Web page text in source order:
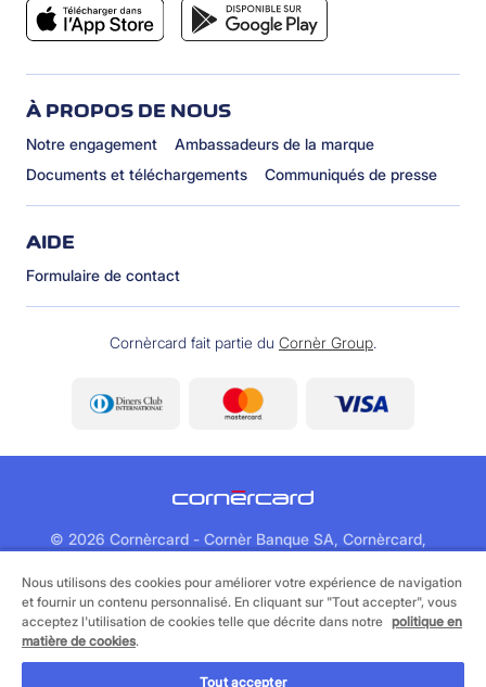
À PROPOS DE NOUS
Notre engagement
Ambassadeurs de la marque
Documents et téléchargements
Communiqués de presse
AIDE
Formulaire de contact
Cornèrcard fait partie du Cornèr Group.
© 2026 Cornèrcard - Cornèr Banque SA, Cornèrcard,
Informations juridiques
Cookie policy
Protection des données
Nous utilisons des cookies pour améliorer votre expérience de navigation
et fournir un contenu personnalisé. En cliquant sur "Tout accepter", vous
acceptez l'utilisation de cookies telle que décrite dans notre politique en
matière de cookies.
Tout accepter